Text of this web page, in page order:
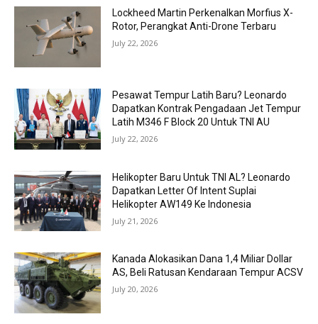
Lockheed Martin Perkenalkan Morfius X-
Rotor, Perangkat Anti-Drone Terbaru
July 22, 2026
Pesawat Tempur Latih Baru? Leonardo
Dapatkan Kontrak Pengadaan Jet Tempur
Latih M346 F Block 20 Untuk TNI AU
July 22, 2026
Helikopter Baru Untuk TNI AL? Leonardo
Dapatkan Letter Of Intent Suplai
Helikopter AW149 Ke Indonesia
July 21, 2026
Kanada Alokasikan Dana 1,4 Miliar Dollar
AS, Beli Ratusan Kendaraan Tempur ACSV
July 20, 2026